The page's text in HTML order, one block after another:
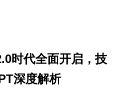
时代全面开启，技
深度解析